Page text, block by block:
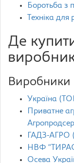
Боротьба з
Техніка для
Де
Виробники
Україна
Приватне
ГАДЗ-АГРО
НВФ
Осева